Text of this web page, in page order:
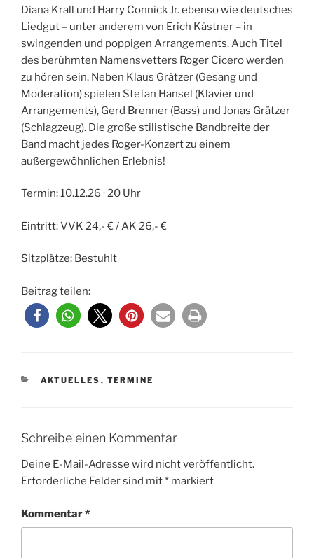
Diana Krall und Harry Connick Jr. ebenso wie deutsches
Liedgut – unter anderem von Erich Kästner – in
swingenden und poppigen Arrangements. Auch Titel
des berühmten Namensvetters Roger Cicero werden
zu hören sein. Neben Klaus Grätzer (Gesang und
Moderation) spielen Stefan Hansel (Klavier und
Arrangements), Gerd Brenner (Bass) und Jonas Grätzer
(Schlagzeug). Die große stilistische Bandbreite der
Band macht jedes Roger-Konzert zu einem
außergewöhnlichen Erlebnis!
Termin: 10.12.26 · 20 Uhr
Eintritt: VVK 24,- € / AK 26,- €
Sitzplätze: Bestuhlt
Beitrag teilen:
KATEGORIEN
AKTUELLES , TERMINE
Schreibe einen Kommentar
Deine E-Mail-Adresse wird nicht veröffentlicht.
Erforderliche Felder sind mit* markiert
Kommentar*